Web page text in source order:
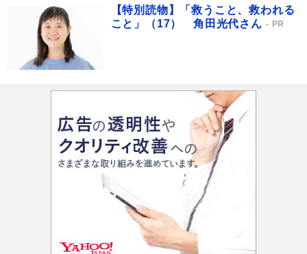
【特別読物】「救うこと、救われる
こと」（17） 角田光代さん
PR